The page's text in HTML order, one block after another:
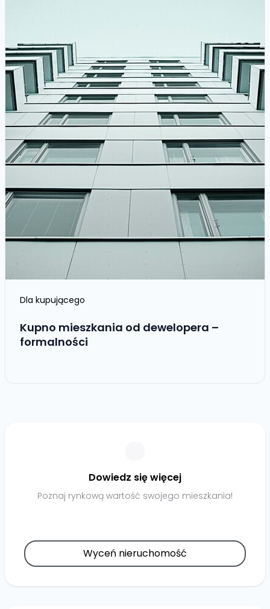
Dla kupującego
Kupno mieszkania od dewelopera –
formalności
Dowiedz się więcej
Poznaj rynkową wartość swojego mieszkania!
Wyceń nieruchomość